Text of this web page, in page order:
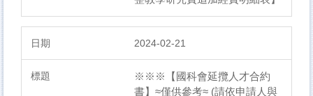
2024-02-21
※※※【國科會延攬人才合約
書】≈僅供參考≈ (請依申請人與